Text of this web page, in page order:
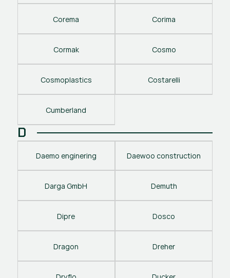
Corema Corima
Cormak Cosmo
Cosmoplastics Costarelli
Cumberland
D
Daemo enginering Daewoo construction
Darga GmbH Demuth
Dipre Dosco
Dragon Dreher